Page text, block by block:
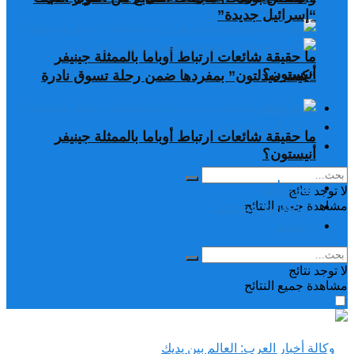
ما حقيقة شائعات ارتباط أوباما بالممثلة جينيفر
أنيستون؟
تغريدات
دراسات وبحوث
رياضة
لا توجد نتائج
مشاهدة جميع النتائح
“إسرائيل جديدة”
“كيت ميدلتون” بمفردها ضمن رحلة تسوق نادرة
ما حقيقة شائعات ارتباط أوباما بالممثلة جينيفر
أنيستون؟
تغريدات
دراسات وبحوث
لا توجد نتائج
مشاهدة جميع النتائح